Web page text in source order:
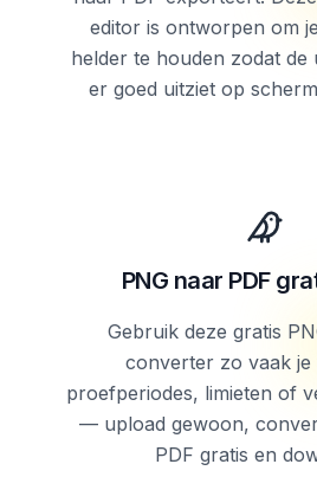
editor is ontworpen om
helder te houden zodat de
er goed uitziet op
PNG naar PDF
Gebruik deze gratis
converter zo vaak je
proefperiodes, limieten of
— upload gewoon,
PDF gratis en